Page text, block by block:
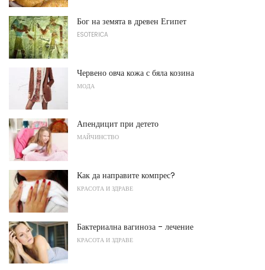
Бог на земята в древен Египет
ESOTERICA
Червено овча кожа с бяла козина
МОДА
Апендицит при детето
МАЙЧИНСТВО
Как да направите компрес?
КРАСОТА И ЗДРАВЕ
Бактериална вагиноза - лечение
КРАСОТА И ЗДРАВЕ